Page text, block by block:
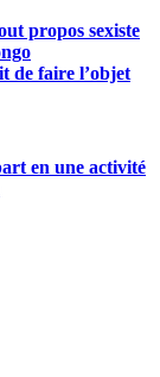
propos sexiste
de faire l’objet
en une activité